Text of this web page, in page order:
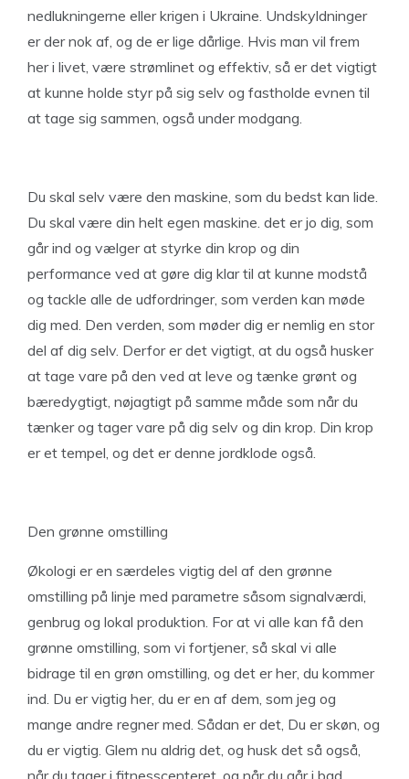
nedlukningerne eller krigen i Ukraine. Undskyldninger
er der nok af, og de er lige dårlige. Hvis man vil frem
her i livet, være strømlinet og effektiv, så er det vigtigt
at kunne holde styr på sig selv og fastholde evnen til
at tage sig sammen, også under modgang.
Du skal selv være den maskine, som du bedst kan lide.
Du skal være din helt egen maskine. det er jo dig, som
går ind og vælger at styrke din krop og din
performance ved at gøre dig klar til at kunne modstå
og tackle alle de udfordringer, som verden kan møde
dig med. Den verden, som møder dig er nemlig en stor
del af dig selv. Derfor er det vigtigt, at du også husker
at tage vare på den ved at leve og tænke grønt og
bæredygtigt, nøjagtigt på samme måde som når du
tænker og tager vare på dig selv og din krop. Din krop
er et tempel, og det er denne jordklode også.
Den grønne omstilling
Økologi er en særdeles vigtig del af den grønne
omstilling på linje med parametre såsom signalværdi,
genbrug og lokal produktion. For at vi alle kan få den
grønne omstilling, som vi fortjener, så skal vi alle
bidrage til en grøn omstilling, og det er her, du kommer
ind. Du er vigtig her, du er en af dem, som jeg og
mange andre regner med. Sådan er det, Du er skøn, og
du er vigtig. Glem nu aldrig det, og husk det så også,
når du tager i fitnesscenteret ,og når du går i bad.